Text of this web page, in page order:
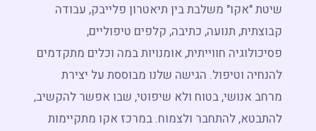
שיטת "אקו" משלבת בין תיאטרון פלייבק, עבודה
קבוצתית, תנועה, כתיבה, קלפים טיפוליים,
פסיכולוגיה חווייתית, אומנויות במה וכלים מתקדמים
להנחיה וטיפול. הגישה שלנו מבוססת על יצירת
מרחב אנושי, בטוח ולא שיפוטי, שבו אפשר להקשיב,
להתבטא, להתחבר ולצמוח. במרכז אקו מתקיימות